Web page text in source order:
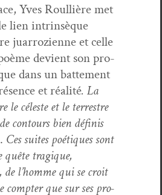
Yves Roul­lière met
lien intrin­sèque
juar­rozi­enne et celle
devient son pro­
dans un bat­te­ment
et réal­ité. La
le céleste et le ter­restre
con­tours bien défi­nis
Ces suites poé­tiques sont
quête trag­ique,
de l’homme qui se croit
compter que sur ses pro­